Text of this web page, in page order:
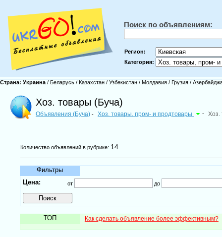
Поиск по объявлениям:
Регион:
Категория:
Страна: Украина / Беларусь / Казахстан / Узбекистан / Молдавия / Грузия /
Хоз. товары (Буча)
Объявления (Буча) - Хоз. товары, пром- и продтовары - Хоз.
Количество объявлений в рубрике: 14
Фильтры
Цена:
от до
ТОП Как сделать объявление более эффективным?